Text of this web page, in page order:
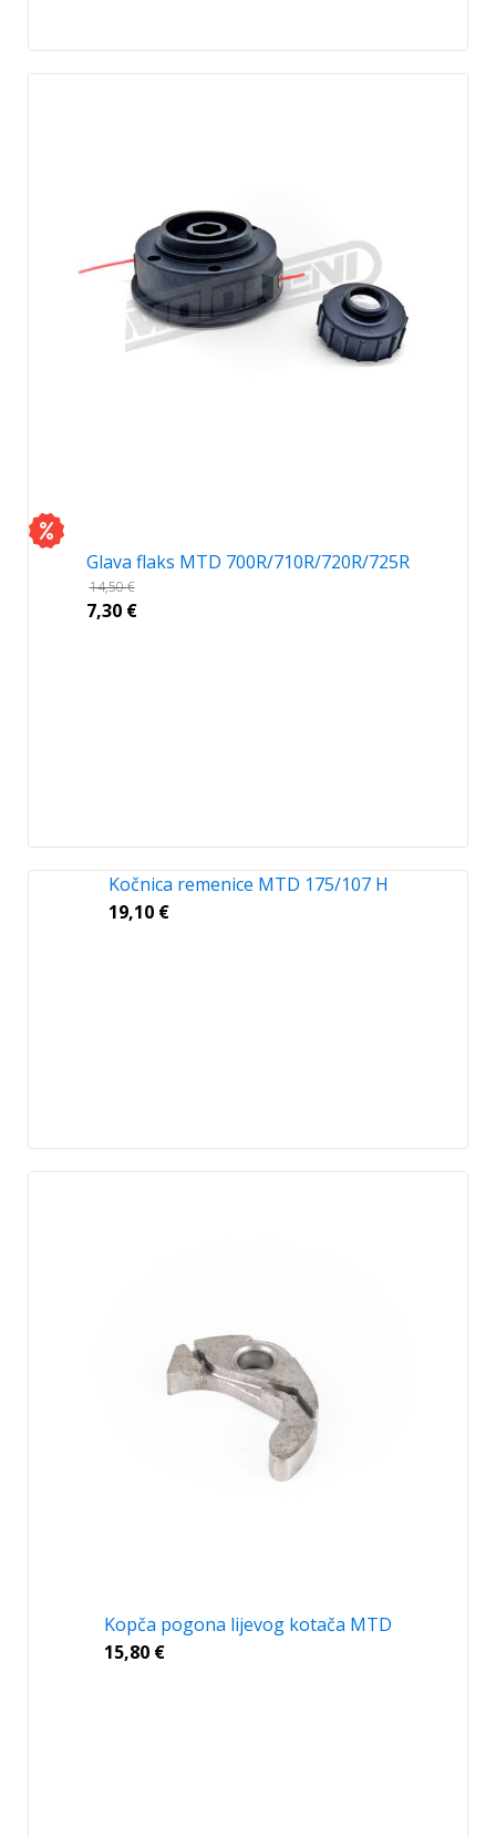
Glava flaks MTD 700R/710R/720R/725R
14,50€
7,30 €
Kočnica remenice MTD 175/107 H
19,10 €
Kopča pogona lijevog kotača MTD
15,80 €